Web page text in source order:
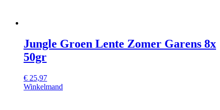
Jungle Groen Lente Zomer Garens 8x
50gr
€ 25,97
Winkelmand